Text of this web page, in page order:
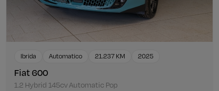
Ibrida Automatico 21.237 KM 2025
Fiat 600
1.2 Hybrid 145cv Automatic Pop